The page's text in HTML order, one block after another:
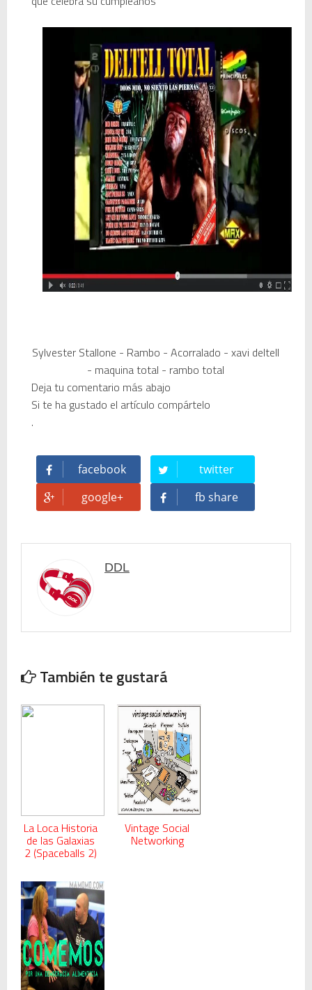
Magix Vegas Pro 23 está en camino: ¡confirmado por una fuente muy fiable!
Sylvester Stallone - Rambo - Acorralado - xavi deltell
- maquina total - rambo total
Deja tu comentario más abajo
Si te ha gustado el artículo compártelo
.
facebook
twitter
google+
fb share
DDL
También te gustará
La Loca Historia
de las Galaxias
2 (Spaceballs 2)
Vintage Social
Networking